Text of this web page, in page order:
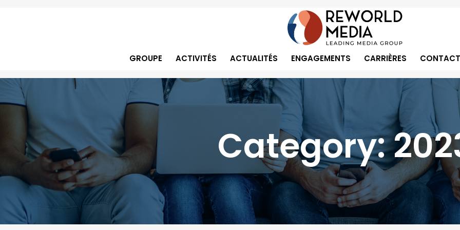
GROUPE ACTIVITÉS ACTUALITÉS ENGAGEMENTS CARRIÈRES
Category: